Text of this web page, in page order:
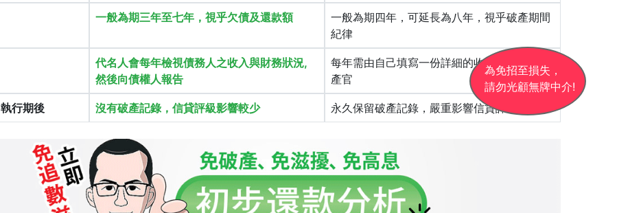
一般為期三年至七年，視乎欠債及還款額
一般為期四年，可延長為八年，視乎破產期間
紀律
代名人會每年檢視債務人之收入與財務狀況,
然後向債權人報告
每年需由自己填寫一份詳細的收支說明書予破
產官
執行期後 沒有破產記錄，信貸評級影響較少 永久保留破產記錄，嚴重影響信貸評級
為免招至損失，
請勿光顧無牌中介!